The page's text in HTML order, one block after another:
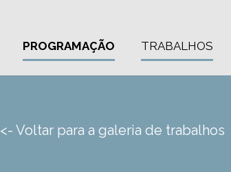
PROGRAMAÇÃO TRABALHOS
<- Voltar para a galeria de trabalhos